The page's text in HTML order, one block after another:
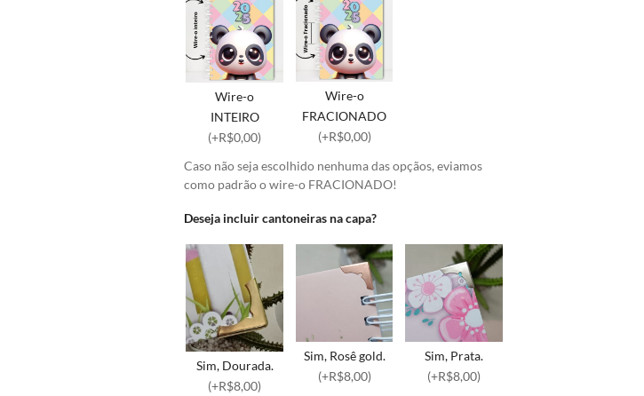
Wire-o
INTEIRO
(+R$0,00)
Wire-o
FRACIONADO
(+R$0,00)
Caso não seja escolhido nenhuma das opçãos, eviamos
como padrão o wire-o FRACIONADO!
Deseja incluir cantoneiras na capa?
Sim, Dourada.
(+R$8,00)
Sim, Rosê gold.
(+R$8,00)
Sim, Prata.
(+R$8,00)